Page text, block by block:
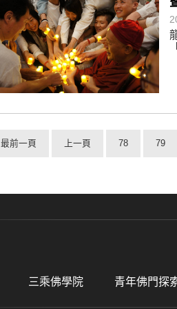
最前一頁 上一頁 78 79
三乘佛學院 青年佛門探